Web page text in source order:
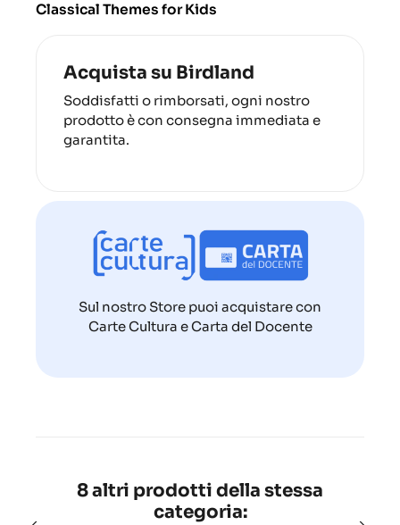
Classical Themes for Kids
Acquista su Birdland
Soddisfatti o rimborsati, ogni nostro
prodotto è con consegna immediata e
garantita.
Sul nostro Store puoi acquistare con
Carte Cultura e Carta del Docente
8 altri prodotti della stessa
categoria: